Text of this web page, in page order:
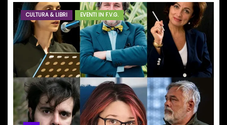
CULTURA & LIBRI EVENTI IN F.V.G.